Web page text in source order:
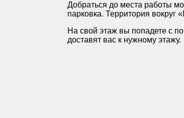
Добраться до места работы
парковка. Территория
На свой этаж вы попадете с
доставят вас к нужному